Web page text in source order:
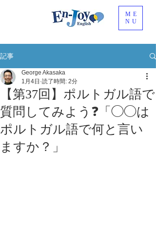
ME
NU
記事
【第37回】ポルトガル語で
質問してみよう❓「◯◯は
ポルトガル語で何と言い
ますか？」
George Akasaka
1月4日 読了時間: 2分